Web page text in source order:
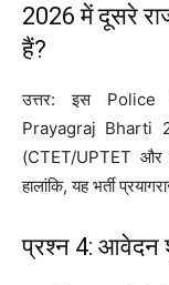
2026 में दूसरे
हैं?
उत्तर: इस Police
Prayagraj Bharti
(CTET/UPTET और
हालांकि, यह भर्ती
प्रश्न 4: आवेदन